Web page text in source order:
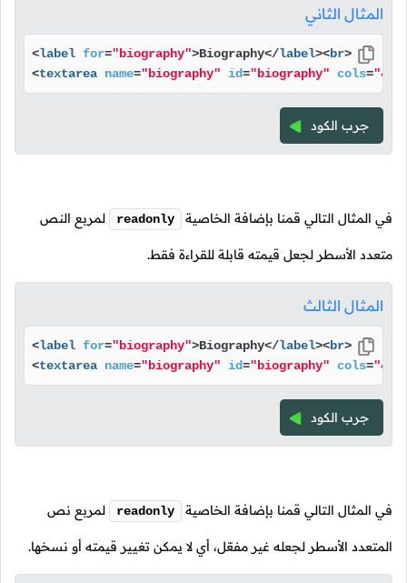
المثال الثاني
<label for="biography">Biography</label><br>
<textarea name="biography" id="biography" cols="40"
جرب الكود
في المثال التالي قمنا بإضافة الخاصية readonly لمربع النص
متعدد الأسطر لجعل قيمته قابلة للقراءة فقط.
المثال الثالث
<label for="biography">Biography</label><br>
<textarea name="biography" id="biography" cols="40"
جرب الكود
في المثال التالي قمنا بإضافة الخاصية readonly لمربع نص
المتعدد الأسطر لجعله غير مفعّل، أي لا يمكن تغيير قيمته أو نسخها.